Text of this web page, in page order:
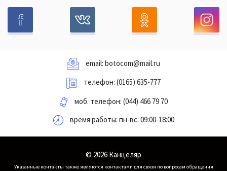
email: botocom@mail.ru
телефон: (0165) 635-777
моб. телефон: (044) 466 79 70
время работы: пн-вс: 09:00-18:00
© 2026 Канцеляр
Указанные контакты также являются контактами для связи по вопросам обращения